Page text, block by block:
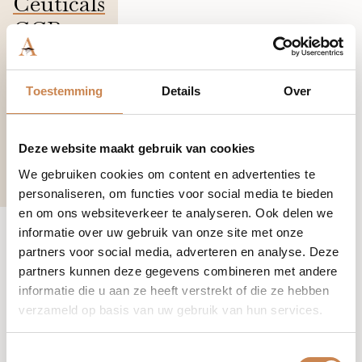
Toestemming Details Over
Deze website maakt gebruik van cookies
We gebruiken cookies om content en advertenties te
personaliseren, om functies voor social media te bieden
en om ons websiteverkeer te analyseren. Ook delen we
informatie over uw gebruik van onze site met onze
partners voor social media, adverteren en analyse. Deze
partners kunnen deze gegevens combineren met andere
informatie die u aan ze heeft verstrekt of die ze hebben
verzameld op basis van uw gebruik van hun services.
CCR
Balm
60ml
75,00
Alles in winkelmandje